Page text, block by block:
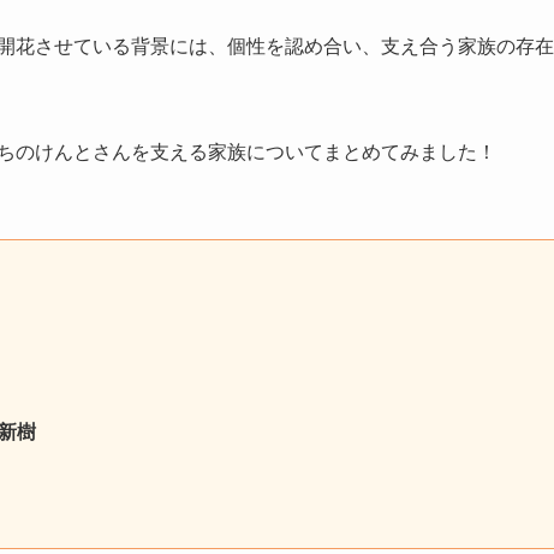
花させている背景には、個性を認め合い、支え合う家族の存在
けんとさんを支える家族についてまとめてみました！
樹